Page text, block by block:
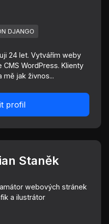
DJANGO
24 let. Vytvářím weby
WordPress. Klienty
mě jak živnos...
profil
Staněk
webových stránek
a ilustrátor